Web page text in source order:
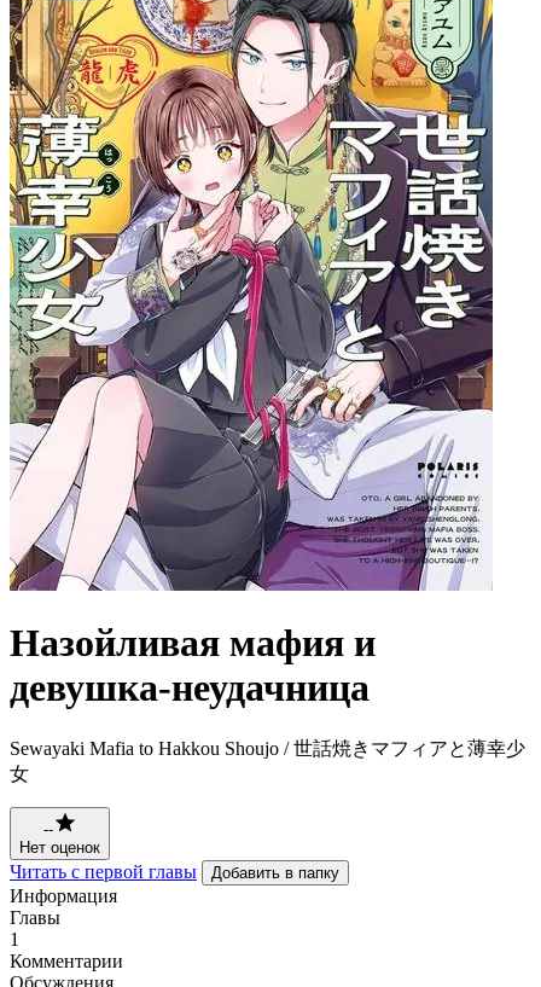
Назойливая мафия и
девушка-неудачница
Sewayaki Mafia to Hakkou Shoujo / 世話焼きマフィアと薄幸少
女
--
Нет оценок
Читать с первой главы Добавить в папку
Информация
Главы
1
Комментарии
Обсуждения